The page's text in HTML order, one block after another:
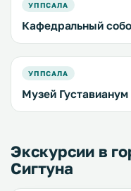
УППСАЛА
Кафедральный
УППСАЛА
Музей Густавианум
Экскурсии в
Сигтуна